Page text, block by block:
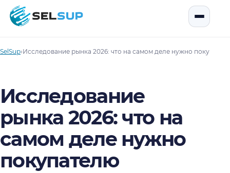
SelSup
SelSup›Исследование рынка 2026: что на самом деле нужно
Исследование
рынка 2026: что на
самом деле нужно
покупателю